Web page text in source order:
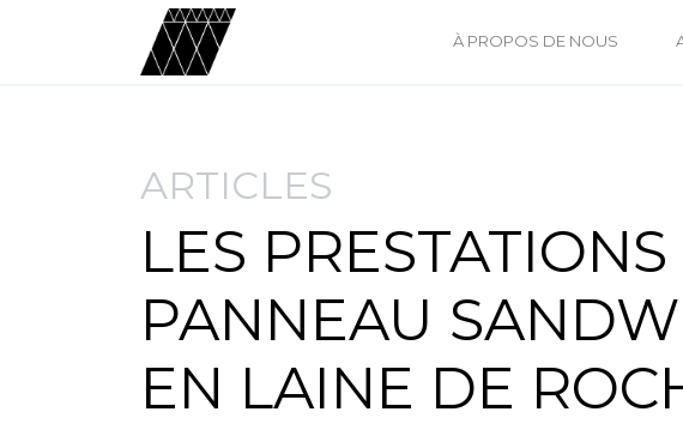
À PROPOS DE NOUS
ARTICLES
LES
PANNEAU
EN LAINE DE